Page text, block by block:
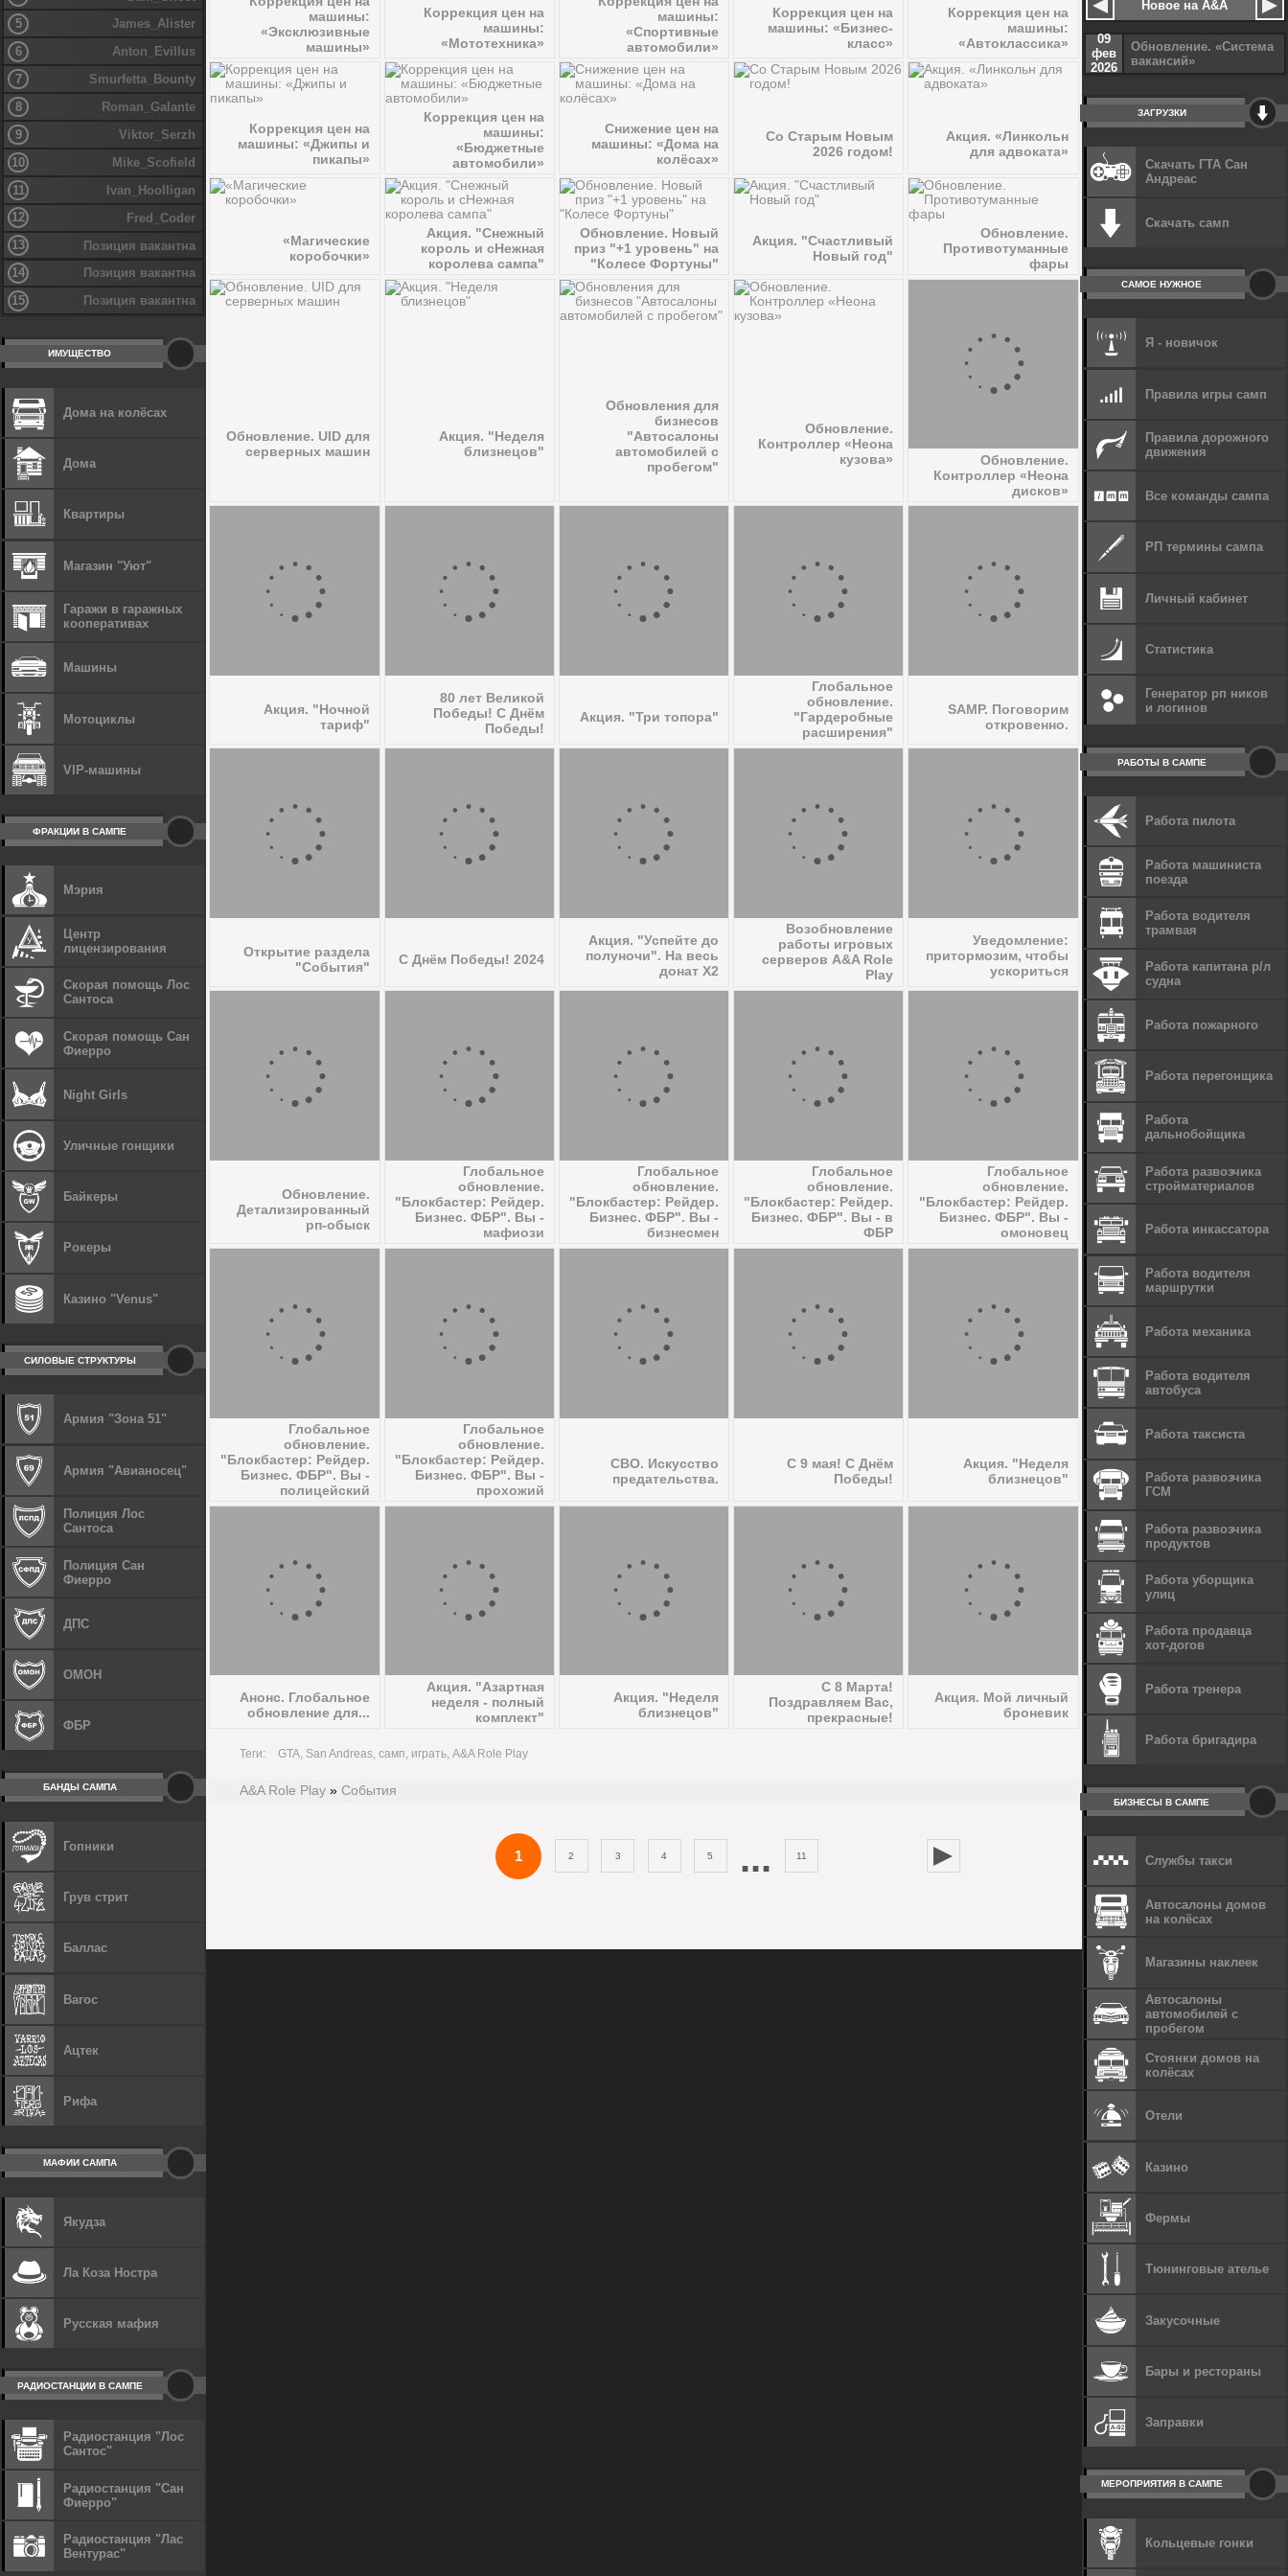
машины:
«Эксклюзивные
машины»
Коррекция цен на
машины:
«Мототехника»
машины:
«Спортивные
автомобили»
Коррекция цен на
машины: «Бизнес-
класс»
Коррекция цен на
машины:
«Автоклассика»
Коррекция цен на
машины: «Джипы и
пикапы»
Коррекция цен на
машины:
«Бюджетные
автомобили»
Снижение цен на
машины: «Дома на
колёсах»
Со Старым Новым
2026 годом!
Акция. «Линкольн
для адвоката»
«Магические
коробочки»
Акция. "Снежный
король и сНежная
королева сампа"
Обновление. Новый
приз "+1 уровень" на
"Колесе Фортуны"
Акция. "Счастливый
Новый год"
Обновление.
Противотуманные
фары
Обновление. UID для
серверных машин
Акция. "Неделя
близнецов"
Обновления для
бизнесов
"Автосалоны
автомобилей с
пробегом"
Обновление.
Контроллер «Неона
кузова»
Обновление.
Контроллер «Неона
дисков»
Акция. "Ночной
тариф"
80 лет Великой
Победы! С Днём
Победы!
Акция. "Три топора"
Глобальное
обновление.
"Гардеробные
расширения"
SAMP. Поговорим
откровенно.
Открытие раздела
"События"
С Днём Победы! 2024
Акция. "Успейте до
полуночи". На весь
донат Х2
Возобновление
работы игровых
серверов A&A Role
Play
Уведомление:
притормозим, чтобы
ускориться
Обновление.
Детализированный
рп-обыск
Глобальное
обновление.
"Блокбастер: Рейдер.
Бизнес. ФБР". Вы -
мафиози
Глобальное
обновление.
"Блокбастер: Рейдер.
Бизнес. ФБР". Вы -
бизнесмен
Глобальное
обновление.
"Блокбастер: Рейдер.
Бизнес. ФБР". Вы - в
ФБР
Глобальное
обновление.
"Блокбастер: Рейдер.
Бизнес. ФБР". Вы -
омоновец
Глобальное
обновление.
"Блокбастер: Рейдер.
Бизнес. ФБР". Вы -
полицейский
Глобальное
обновление.
"Блокбастер: Рейдер.
Бизнес. ФБР". Вы -
прохожий
СВО. Искусство
предательства.
C 9 мая! С Днём
Победы!
Акция. "Неделя
близнецов"
Анонс. Глобальное
обновление для...
Акция. "Азартная
неделя - полный
комплект"
Акция. "Неделя
близнецов"
С 8 Марта!
Поздравляем Вас,
прекрасные!
Акция. Мой личный
броневик
Теги: GTA, San Andreas, самп, играть, A&A Role Play
A&A Role Play» События
1 2 3 4 5 ... 11
5
James_Alister
6
Anton_Evillus
7
Smurfetta_Bounty
8
Roman_Galante
9
Viktor_Serzh
10
Mike_Scofield
11
Ivan_Hoolligan
12
Fred_Coder
13
Позиция вакантна
14
Позиция вакантна
15
Позиция вакантна
ИМУЩЕСТВО
Дома на колёсах
Дома
Квартиры
Магазин "Уют"
Гаражи в гаражных
кооперативах
Машины
Мотоциклы
VIP-машины
ФРАКЦИИ В САМПЕ
Мэрия
Центр
лицензирования
Скорая помощь Лос
Сантоса
Скорая помощь Сан
Фиерро
Night Girls
Уличные гонщики
Байкеры
Рокеры
Казино "Venus"
СИЛОВЫЕ СТРУКТУРЫ
Армия "Зона 51"
Армия "Авианосец"
Полиция Лос
Сантоса
Полиция Сан
Фиерро
ДПС
ОМОН
ФБР
БАНДЫ САМПА
Гопники
Грув стрит
Баллас
Вагос
Ацтек
Рифа
МАФИИ САМПА
Якудза
Ла Коза Ностра
Русская мафия
РАДИОСТАНЦИИ В САМПЕ
Радиостанция "Лос
Сантос"
Радиостанция "Сан
Фиерро"
Радиостанция "Лас
Вентурас"
Новое на A&A
09
фев
2026
Обновление. «Система
вакансий»
ЗАГРУЗКИ
Скачать ГТА Сан
Андреас
Скачать самп
САМОЕ НУЖНОЕ
Я - новичок
Правила игры самп
Правила дорожного
движения
Все команды сампа
РП термины сампа
Личный кабинет
Статистика
Генератор рп ников
и логинов
РАБОТЫ В САМПЕ
Работа пилота
Работа машиниста
поезда
Работа водителя
трамвая
Работа капитана р/л
судна
Работа пожарного
Работа перегонщика
Работа
дальнобойщика
Работа развозчика
стройматериалов
Работа инкассатора
Работа водителя
маршрутки
Работа механика
Работа водителя
автобуса
Работа таксиста
Работа развозчика
ГСМ
Работа развозчика
продуктов
Работа уборщика
улиц
Работа продавца
хот-догов
Работа тренера
Работа бригадира
БИЗНЕСЫ В САМПЕ
Службы такси
Автосалоны домов
на колёсах
Магазины наклеек
Автосалоны
автомобилей с
пробегом
Стоянки домов на
колёсах
Отели
Казино
Фермы
Тюнинговые ателье
Закусочные
Бары и рестораны
Заправки
МЕРОПРИЯТИЯ В САМПЕ
Кольцевые гонки